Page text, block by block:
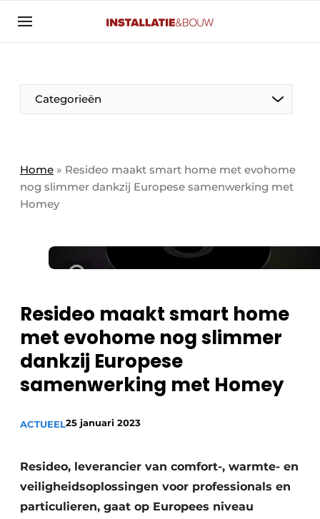
Aanmelden
Banner overzicht
BedrijvenAanmeldenBedankt voor de aanmelding
Contact
Evenement aanmelden
Home
Nieuwsbrief
Privacy / Cookie statement
Vacature aanmelden
Vacatures
Video’s
Categorieën
Algemeen
Solar
HVAC
Sanitair
Ventilatie
Warmtepompen
Home » Resideo maakt smart home met evohome
nog slimmer dankzij Europese samenwerking met
Homey
Resideo maakt smart home
met evohome nog slimmer
dankzij Europese
samenwerking met Homey
ACTUEEL25 januari 2023
Resideo, leverancier van comfort-, warmte- en
veiligheidsoplossingen voor professionals en
particulieren, gaat op Europees niveau